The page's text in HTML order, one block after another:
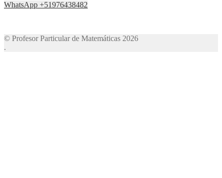
WhatsApp +51976438482
© Profesor Particular de Matemáticas 2026
.